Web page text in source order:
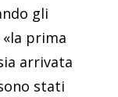
gli
prima
arrivata
stati